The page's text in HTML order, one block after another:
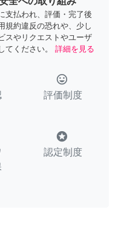
支払われ、評価・完了後
規約違反の恐れや、少し
スやリクエストやユーザ
てください。
詳細を見る
tag_faces
評価制度
stars
認定制度